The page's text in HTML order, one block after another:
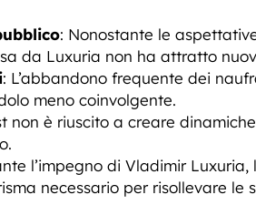
: Nonostante le
da Luxuria non ha attratto
: L’abbandono frequente dei
meno coinvolgente.
non è riuscito a creare
l’impegno di Vladimir
necessario per risollevare le